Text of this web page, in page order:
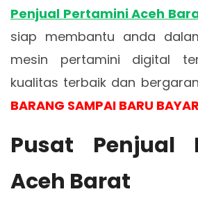
Penjual Pertamini Aceh
siap membantu anda
mesin pertamini digital
kualitas terbaik dan
BARANG SAMPAI BARU BAYAR
Pusat Penjual
Aceh Barat